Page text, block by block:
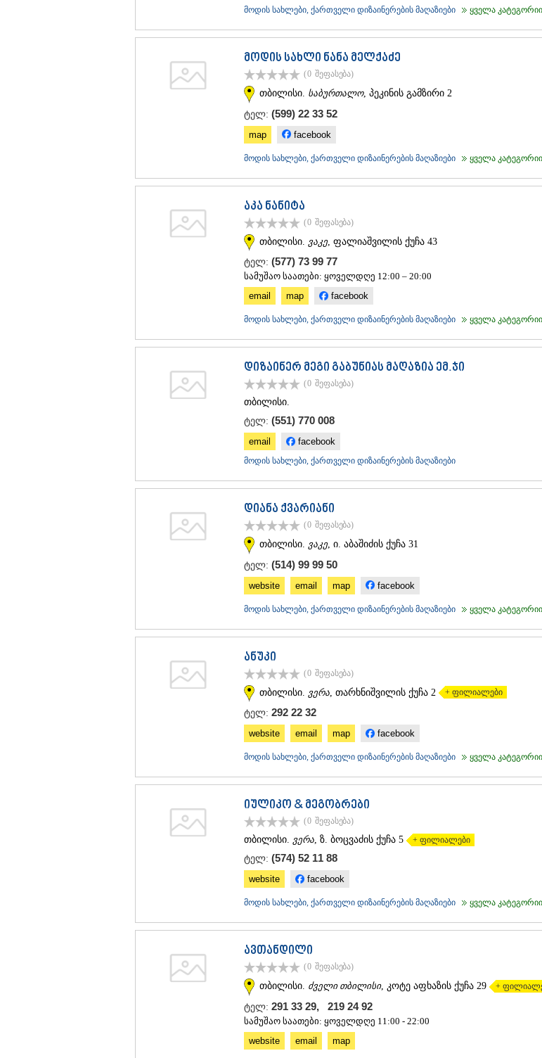
მოდის სახლები, ქართველი დიზაინერების მაღაზიები ყველა
მოდის სახლი ნანა მელქაძე
(0 შეფასება)
თბილისი. საბურთალო, პეკინის გამზირი 2
ტელ: (599) 22 33 52
map facebook
მოდის სახლები, ქართველი დიზაინერების მაღაზიები ყველა
აკა ნანიტა
(0 შეფასება)
თბილისი. ვაკე , ფალიაშვილის ქუჩა 43
ტელ: (577) 73 99 77
სამუშაო საათები: ყოველდღე 12:00 – 20:00
email
map facebook
მოდის სახლები, ქართველი დიზაინერების მაღაზიები ყველა
დიზაინერ მეგი გაბუნიას მაღაზია ემ.ჯი
(0 შეფასება)
თბილისი.
ტელ: (551) 770 008
email facebook
მოდის სახლები, ქართველი დიზაინერების მაღაზიები
დიანა ქვარიანი
(0 შეფასება)
თბილისი. ვაკე , ი. აბაშიძის ქუჩა 31
ტელ: (514) 99 99 50
website email map facebook
მოდის სახლები, ქართველი დიზაინერების მაღაზიები ყველა
ანუკი
(0 შეფასება)
თბილისი. ვერა , თარხნიშვილის ქუჩა 2 + ფილიალები
ტელ: 292 22 32
website email map facebook
მოდის სახლები, ქართველი დიზაინერების მაღაზიები ყველა
იულიკო & მეგობრები
(0 შეფასება)
თბილისი. ვერა, ზ. ბოცვაძის ქუჩა 5 + ფილიალები
ტელ: (574) 52 11 88
website facebook
მოდის სახლები, ქართველი დიზაინერების მაღაზიები ყველა
ავთანდილი
(0 შეფასება)
თბილისი. ძველი თბილისი, კოტე აფხაზის ქუჩა 29 +
ტელ: 291 33 29, 219 24 92
სამუშაო საათები: ყოველდღე 11:00 - 22:00
website
email map